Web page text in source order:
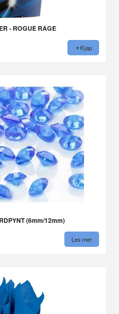
- ROGUE RAGE
Kjøp
(6mm/12mm)
Les mer